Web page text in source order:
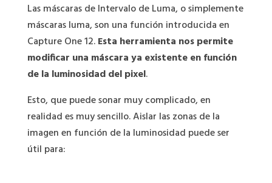
Las máscaras de Intervalo de Luma, o simplemente
máscaras luma, son una función introducida en
Capture One 12.Esta herramienta nos permite
modificar una máscara ya existente en función
de la luminosidad del pixel.
Esto, que puede sonar muy complicado, en
realidad es muy sencillo. Aislar las zonas de la
imagen en función de la luminosidad puede ser
útil para: